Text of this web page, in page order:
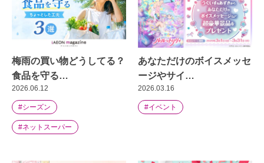
梅雨の買い物どうしてる？
食品を守る…
2026.06.12
#シーズン
#ネットスーパー
あなただけのボイスメッセ
ージやサイ…
2026.03.16
#イベント